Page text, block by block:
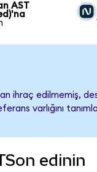
AST
ihraç edilmemiş,
varlığını
edinin